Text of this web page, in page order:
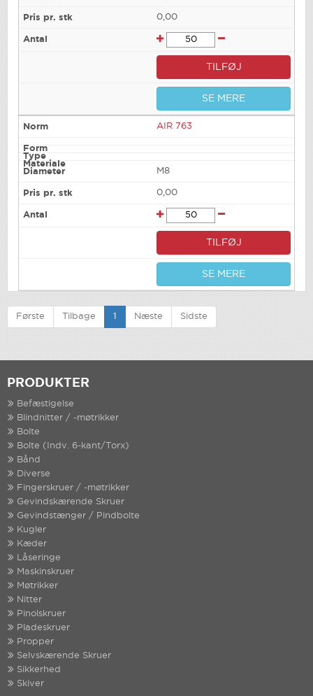
0,00
TILFØJ
SE MERE
AIR 763
M8
0,00
TILFØJ
SE MERE
Første Tilbage 1 Næste Sidste
PRODUKTER
Befæstigelse
Blindnitter / -møtrikker
Bolte
Bolte (Indv. 6-kant/Torx)
Bånd
Diverse
Fingerskruer / -møtrikker
Gevindskærende Skruer
Gevindstænger / Pindbolte
Kugler
Kæder
Låseringe
Maskinskruer
Møtrikker
Nitter
Pinolskruer
Pladeskruer
Propper
Selvskærende Skruer
Sikkerhed
Skiver